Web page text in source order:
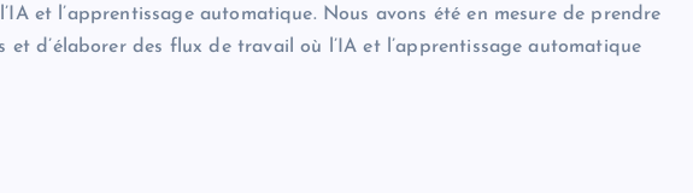
et l’apprentissage automatique. Nous avons été en mesure de prendre
d’élaborer des flux de travail où l’IA et l’apprentissage automatique